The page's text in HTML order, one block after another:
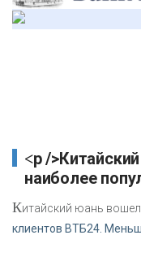
<p />Китайский юань вошел в Топ-5
наиболее
Китайский юань
клиентов ВТБ24.